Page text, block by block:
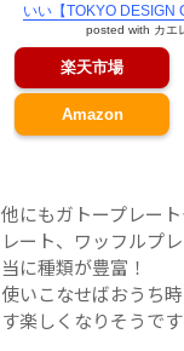
いい【TOKYO DESIGN
posted with カエ
楽天市場
Amazon
他にもガトープレー
レート、ワッフルプ
当に種類が豊富！
使いこなせばおうち
す楽しくなりそうで